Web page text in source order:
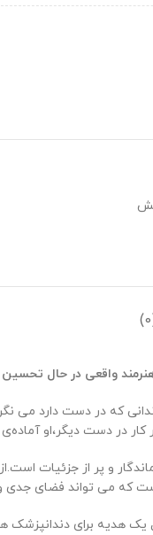
که در دست دارد
در دست دیگر،او
و پر از جزئیات
می ‌تواند فضای جدی و
هدیه برای دندانپزشک